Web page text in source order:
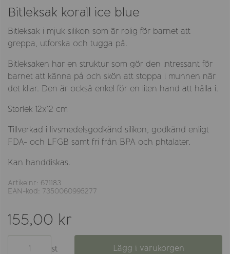
Bitleksak korall ice blue
Bitleksak i mjuk silikon som är rolig för barnet att
greppa, utforska och tugga på.
Bitleksaken har en struktur som gör den intressant för
barnet att känna på och skön att stoppa i munnen när
det kliar. Den är också enkel för en liten hand att hålla i.
Storlek 12x12 cm
Tillverkad i livsmedelsgodkänd silikon, godkänd enligt
FDA- och LFGB samt fri från BPA och phtalater.
Kan handdiskas.
Artikelnr: 671183
EAN-kod: 7350060995277
155,00 kr
st Lägg i varukorgen